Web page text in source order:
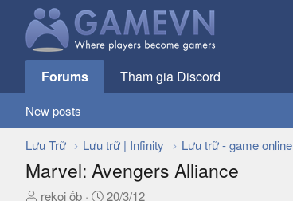
Forums Tham gia Discord
New posts
Lưu Trữ Lưu trữ | Infinity Lưu trữ - game online
Marvel: Avengers Alliance
T
rekoj ốb
N
20/3/12